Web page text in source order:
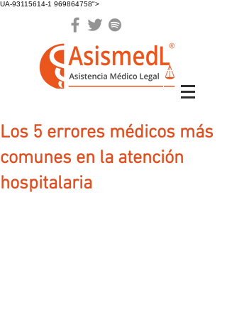
UA-93115614-1 969864758">
Los 5 errores médicos más
comunes en la atención
hospitalaria